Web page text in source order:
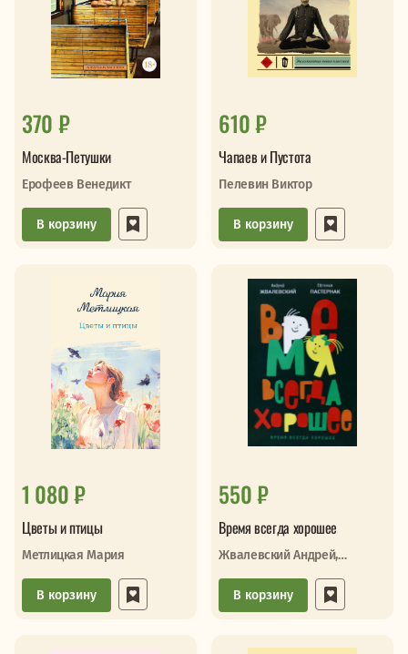
370 ₽
Москва-Петушки
Ерофеев Венедикт
В корзину
610 ₽
Чапаев и Пустота
Пелевин Виктор
В корзину
1 080 ₽
Цветы и птицы
Метлицкая Мария
В корзину
550 ₽
Время всегда хорошее
Жвалевский Андрей,
В корзину